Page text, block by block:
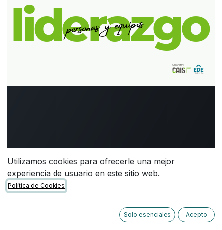
Utilizamos cookies para ofrecerle una mejor
experiencia de usuario en este sitio web.
Política de Cookies
Solo esenciales Acepto